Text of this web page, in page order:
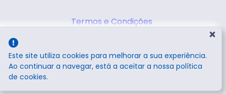
Este site utiliza cookies para melhorar a sua experiência.
Ao continuar a navegar, está a aceitar a nossa política
de cookies.
×
Termos e Condições
Todos os direitos reservados.